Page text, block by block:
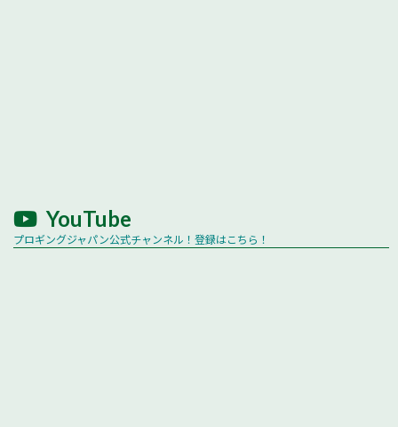
YouTube
プロギングジャパン公式チャンネル！登録はこちら！